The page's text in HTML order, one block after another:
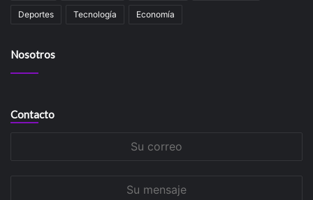
Deportes Tecnología Economía
Nosotros
Contacto